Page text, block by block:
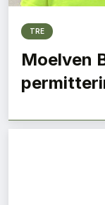
TRE
Moelven